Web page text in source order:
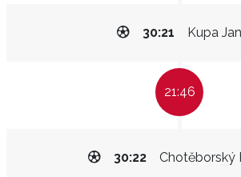
Kupa Jan
30:21
21:46
Chotěborský
30:22